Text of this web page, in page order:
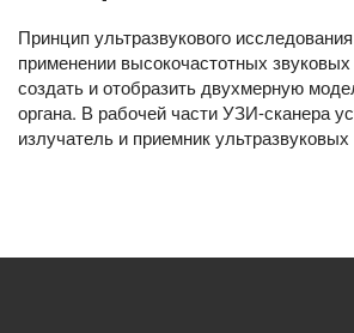
Принцип ультразвукового
применении высокочастотных
создать и отобразить двухмерную
органа. В рабочей части УЗИ-сканера
излучатель и приемник